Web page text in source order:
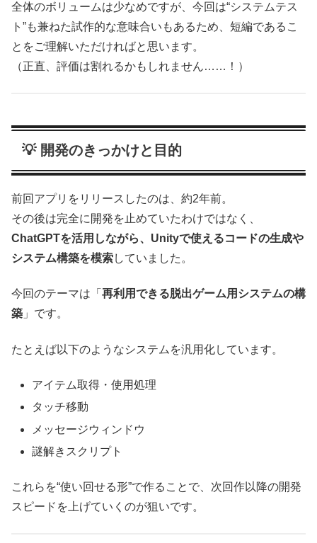
全体のボリュームは少なめですが、今回は“システムテス
ト”も兼ねた試作的な意味合いもあるため、短編であるこ
とをご理解いただければと思います。
（正直、評価は割れるかもしれません……！）
💡 開発のきっかけと目的
前回アプリをリリースしたのは、約2年前。
その後は完全に開発を止めていたわけではなく、
ChatGPTを活用しながら、Unityで使えるコードの生成や
システム構築を模索していました。
今回のテーマは「 再利用できる脱出ゲーム用システムの構
築 」です。
たとえば以下のようなシステムを汎用化しています。
アイテム取得・使用処理
タッチ移動
メッセージウィンドウ
謎解きスクリプト
これらを“使い回せる形”で作ることで、次回作以降の開発
スピードを上げていくのが狙いです。